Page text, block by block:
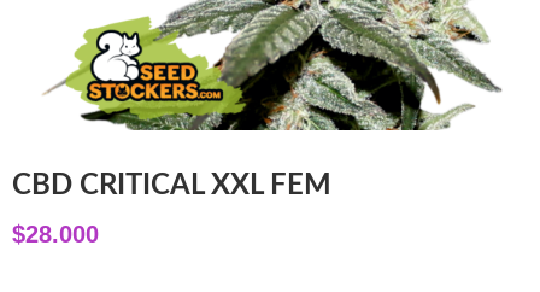
CBD CRITICAL XXL FEM
$28.000